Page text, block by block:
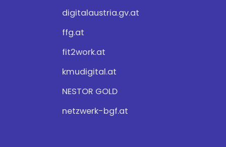
digitalaustria.gv.at
ffg.at
fit2work.at
kmudigital.at
NESTOR GOLD
netzwerk-bgf.at